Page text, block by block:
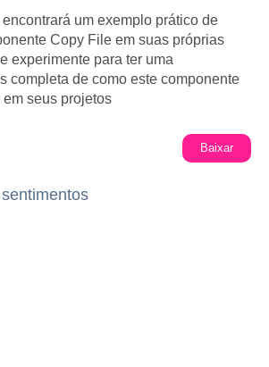
um exemplo prático de
Copy File em suas próprias
experimente para ter uma
completa de como este componente
seus projetos
Baixar